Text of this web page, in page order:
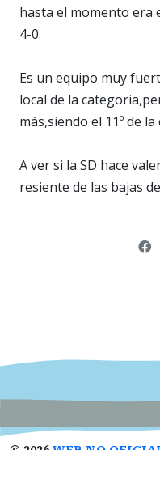
hasta el momento era
4-0.
Es un equipo muy
local de la
más,siendo el 11º de
A ver si la SD hace
resiente de las bajas
© 2026 WEB NO